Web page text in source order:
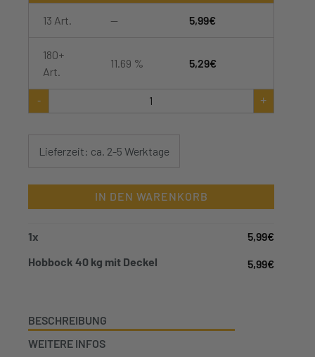
13 Art. — 5,99€
180+
Art.
11.69 % 5,29€
-
Deckel
Menge
+
Lieferzeit: ca. 2-5 Werktage
IN DEN WARENKORB
1x 5,99€
Hobbock 40 kg mit Deckel
5,99€
BESCHREIBUNG
WEITERE INFOS